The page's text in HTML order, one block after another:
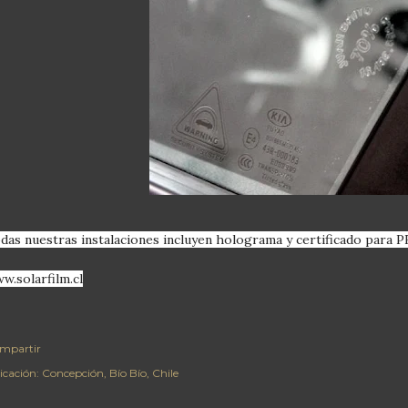
nuestras instalaciones incluyen holograma y certificado para
Concepción, Bío Bío, Chile